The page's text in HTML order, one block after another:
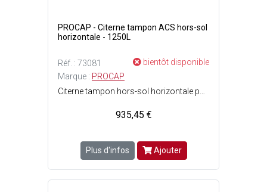
PROCAP - Citerne tampon ACS hors-sol
horizontale - 1250L
Réf. : 73081
bientôt disponible
Marque : PROCAP
935,45 €
Plus d'infos Ajouter